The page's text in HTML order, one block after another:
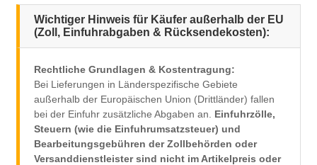
Wichtiger Hinweis für Käufer außerhalb der EU
(Zoll, Einfuhrabgaben & Rücksendekosten):
Rechtliche Grundlagen & Kostentragung:
Bei Lieferungen in Länderspezifische Gebiete
außerhalb der Europäischen Union (Drittländer) fallen
bei der Einfuhr zusätzliche Abgaben an. Einfuhrzölle,
Steuern (wie die Einfuhrumsatzsteuer) und
Bearbeitungsgebühren der Zollbehörden oder
Versanddienstleister sind nicht im Artikelpreis oder